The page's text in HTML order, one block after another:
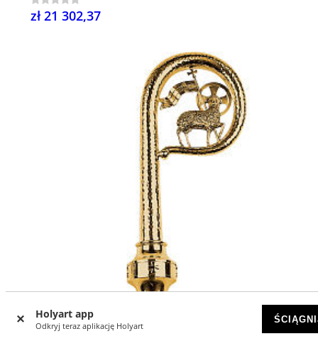
Holyart app
Odkryj teraz aplikację Holyart
zł 21 302,37